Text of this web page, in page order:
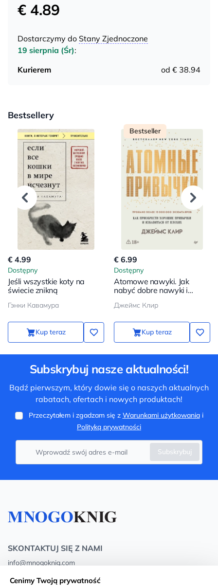
€ 4.89
Dostarczymy do Stany Zjednoczone
19 sierpnia (Śr):
Kurierem
od € 38.94
Bestsellery
€ 4.99
Dostępny
Jeśli wszystkie koty na
świecie znikną
Гэнки Кавамура
Kup teraz
Bestseller
€ 6.99
Dostępny
Atomowe nawyki. Jak
nabyć dobre nawyki i
Джеймс Клир
Kup teraz
Subskrybuj nasze aktualności!
Bądź pierwszym, który dowie się o naszych aktualnych
rabatach, ofertach i nowych produktach!
Przeczytałem i zgadzam się z Warunkami użytkowaniai
Polityką prywatności
Subskrybuj
SKONTAKTUJ SIĘ Z NAMI
info@mnogoknig.com
Cenimy Twoją prywatność